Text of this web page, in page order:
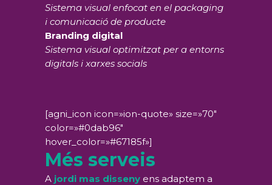
Sistema visual enfocat en el packaging
i comunicació de producte
Branding digital
Sistema visual optimitzat per a entorns
digitals i xarxes socials
[agni_icon icon=»ion-quote» size=»70″
color=»#0dab96″
hover_color=»#67185f»]
Més serveis
A jordi mas disseny ens adaptem a